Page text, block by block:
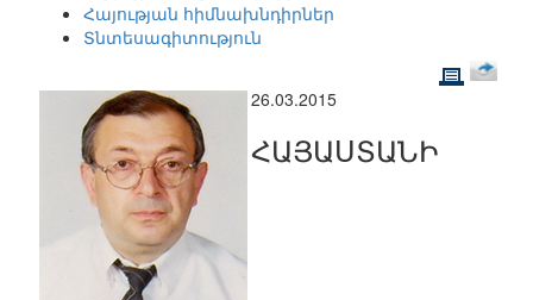
Հայության հիմնախնդիրներ
Տնտեսագիտություն
26.03.2015
ՀԱՅԱՍՏԱՆԻ